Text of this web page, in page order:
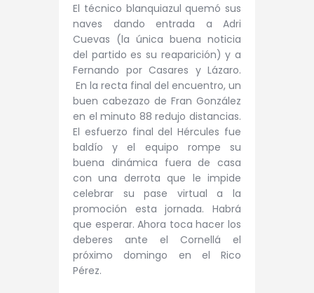
El técnico blanquiazul quemó sus
naves dando entrada a Adri
Cuevas (la única buena noticia
del partido es su reaparición) y a
Fernando por Casares y Lázaro.
En la recta final del encuentro, un
buen cabezazo de Fran González
en el minuto 88 redujo distancias.
El esfuerzo final del Hércules fue
baldío y el equipo rompe su
buena dinámica fuera de casa
con una derrota que le impide
celebrar su pase virtual a la
promoción esta jornada. Habrá
que esperar. Ahora toca hacer los
deberes ante el Cornellá el
próximo domingo en el Rico
Pérez.